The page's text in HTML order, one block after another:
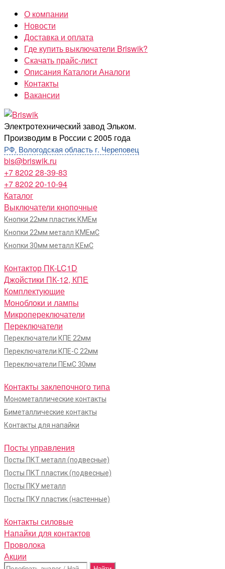
Перейти
содержимому
О компании
Новости
Доставка и оплата
Где купить выключатели Briswik?
Скачать прайс-лист
Описания Каталоги Аналоги
Контакты
Вакансии
Briswik
Электротехнический завод Эльком.
Производим в России с 2005 года
РФ, Вологодская область г. Череповец
bis@briswik.ru
+7 8202 28-39-83
+7 8202 20-10-94
Каталог
Выключатели кнопочные
Кнопки 22мм пластик КМЕм
Кнопки 22мм металл КМЕмС
Кнопки 30мм металл КЕмС
Контактор ПК-LC1D
Джойстики ПК-12, КПЕ
Комплектующие
Моноблоки и лампы
Микропереключатели
Переключатели
Переключатели КПЕ 22мм
Переключатели КПЕ-С 22мм
Переключатели ПЕмС 30мм
Контакты заклепочного типа
Монометаллические контакты
Биметаллические контакты
Контакты для напайки
Посты управления
Посты ПКТ металл (подвесные)
Посты ПКТ пластик (подвесные)
Посты ПКУ металл
Посты ПКУ пластик (настенные)
Контакты силовые
Напайки для контактов
Проволока
Акции